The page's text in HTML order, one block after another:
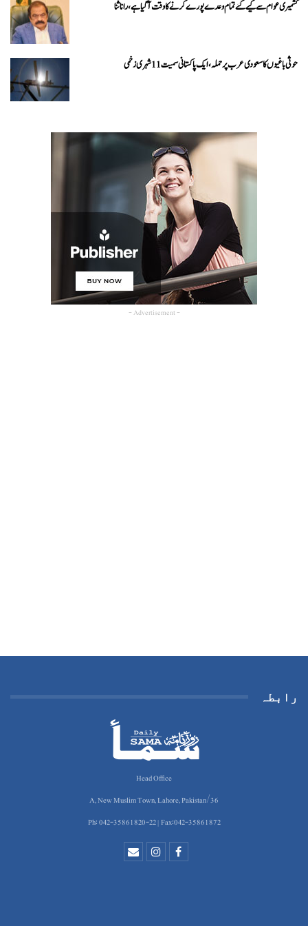
کشمیری عوام سے کیے گئے تمام وعدے پورے کرنے کا وقت آ گیا ہے، رانا ثنا
حوثی باغیوں کا سعودی عرب پر حملہ، ایک پاکستانی سمیت 11 شہری زخمی
- Advertisement -
رابطہ
Head Office
36/A, New Muslim Town, Lahore, Pakistan
Ph: 042-35861820-22 | Fax:042-35861872